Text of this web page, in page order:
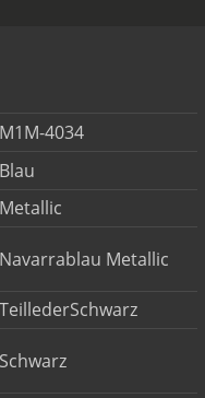
M1M-4034
Blau
Metallic
Navarrablau Metallic
TeillederSchwarz
Schwarz